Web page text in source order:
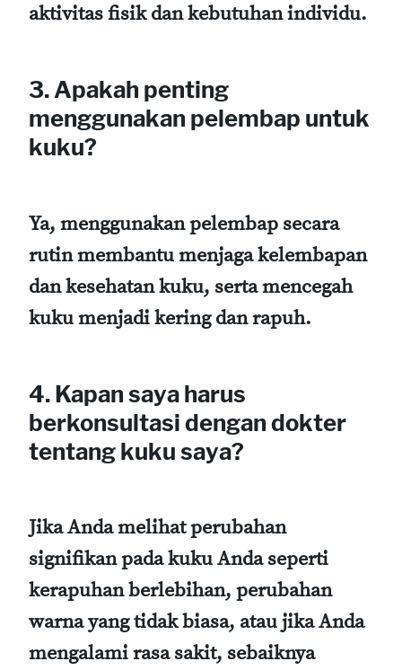
aktivitas fisik dan kebutuhan individu.
3. Apakah penting
menggunakan pelembap untuk
kuku?
Ya, menggunakan pelembap secara
rutin membantu menjaga kelembapan
dan kesehatan kuku, serta mencegah
kuku menjadi kering dan rapuh.
4. Kapan saya harus
berkonsultasi dengan dokter
tentang kuku saya?
Jika Anda melihat perubahan
signifikan pada kuku Anda seperti
kerapuhan berlebihan, perubahan
warna yang tidak biasa, atau jika Anda
mengalami rasa sakit, sebaiknya